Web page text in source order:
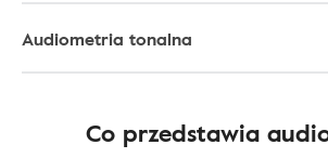
Audiometria tonalna
Co przedstawia